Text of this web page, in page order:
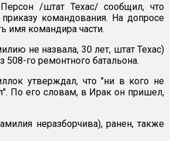
/штат Техас/ сообщил, что
командования. На допросе
имя командира части.
не назвала, 30 лет, штат Техас)
508-го ремонтного батальона.
утверждал, что "ни в кого не
По его словам, в Ирак он пришел,
неразборчива), ранен, также